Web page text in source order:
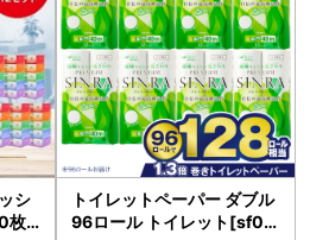
合には、画像をご用意の上、お電話も
合わせください。
と届いたお礼の品が異なっていた場
る場合
別にご相談させていただきます。
シ
枚))
トイレットペーパー ダブル
96ロール トイレット[sf00